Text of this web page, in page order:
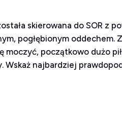
skierowana do SOR z
pogłębionym oddechem.
moczyć, początkowo dużo
Wskaż najbardziej